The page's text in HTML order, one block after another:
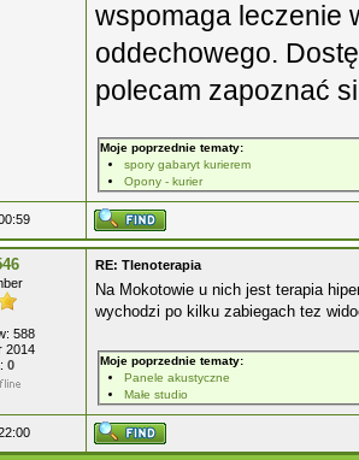
wspomaga leczenie
oddechowego.
polecam zapoznać
Moje poprzednie tematy:
spory gabaryt kurierem
Opony - kurier
588
2014
0
RE: Tlenoterapia
Na Mokotowie u nich jest terapia
wychodzi po kilku zabiegach tez
Moje poprzednie tematy:
Panele akustyczne
Małe studio